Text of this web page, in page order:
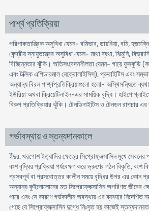
পার্শ্ব প্রতিক্রিয়া
পরিপাকতান্ত্রিক অসুবিধা যেমন- বমিভাব, ডায়রিয়া, বমি,
কেন্দ্রীয় স্নায়ুতন্ত্রের অসুবিধা যেমন- মাথা ব্যথা, ঝিমুনি,
বিচ্ছিন্নতার ঝুঁকি। অতিসংবেদনশীলতা যেমন- গায়ে ফুসকুড়ি
এবং টক্সিক এপিডারমাল নেক্রোলাইসিস), প্রুরাইটিস এবং
অন্যান্য বিরল পার্শ্বপ্রতিক্রিয়াগুলো হলো- অস্থিসন্ধিতে
ইউরিয়া অথবা ক্রিয়েটিনাইন-এর সাময়িক বৃদ্ধি।
বিরুপ প্রতিক্রিয়ার ঝুঁকি। টেনডিনাইটিস ও টেনডন রাপচার
গর্ভাবস্থায় ও স্তন্যদানকালে
ইঁদুর, খরগোশ ইত্যাদির ক্ষেত্রে সিপ্রোফ্লক্সাসিন মুখে
বংশ বৃদ্ধির প্রক্রিয়া পর্যবেক্ষণ করে ভ্রুণের গঠন বিকৃতি, বংশ
প্রসবপূর্ব বা প্রসবোত্তর কালীন সময়ে বৃদ্ধির উপর এর কোন
অন্যান্য কুইনোলোনের মত সিপ্রোফ্লক্সাসিন অপরিণত জীবের
পারে এবং সে কারণে গর্ভকালীন অবস্থায় এর ব্যবহার নিদের্শিত
গেছে যে সিপ্রোফ্লক্সাসিন দুগ্ধে নিঃসৃত হয় কাজেই স্তন্যদানরত